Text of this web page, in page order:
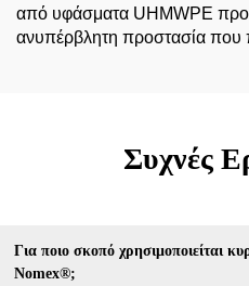
από υφάσματα UHMWPE
ανυπέρβλητη προστασία που
Συχνές
Για ποιο σκοπό χρησιμοποιείται
Nomex®;